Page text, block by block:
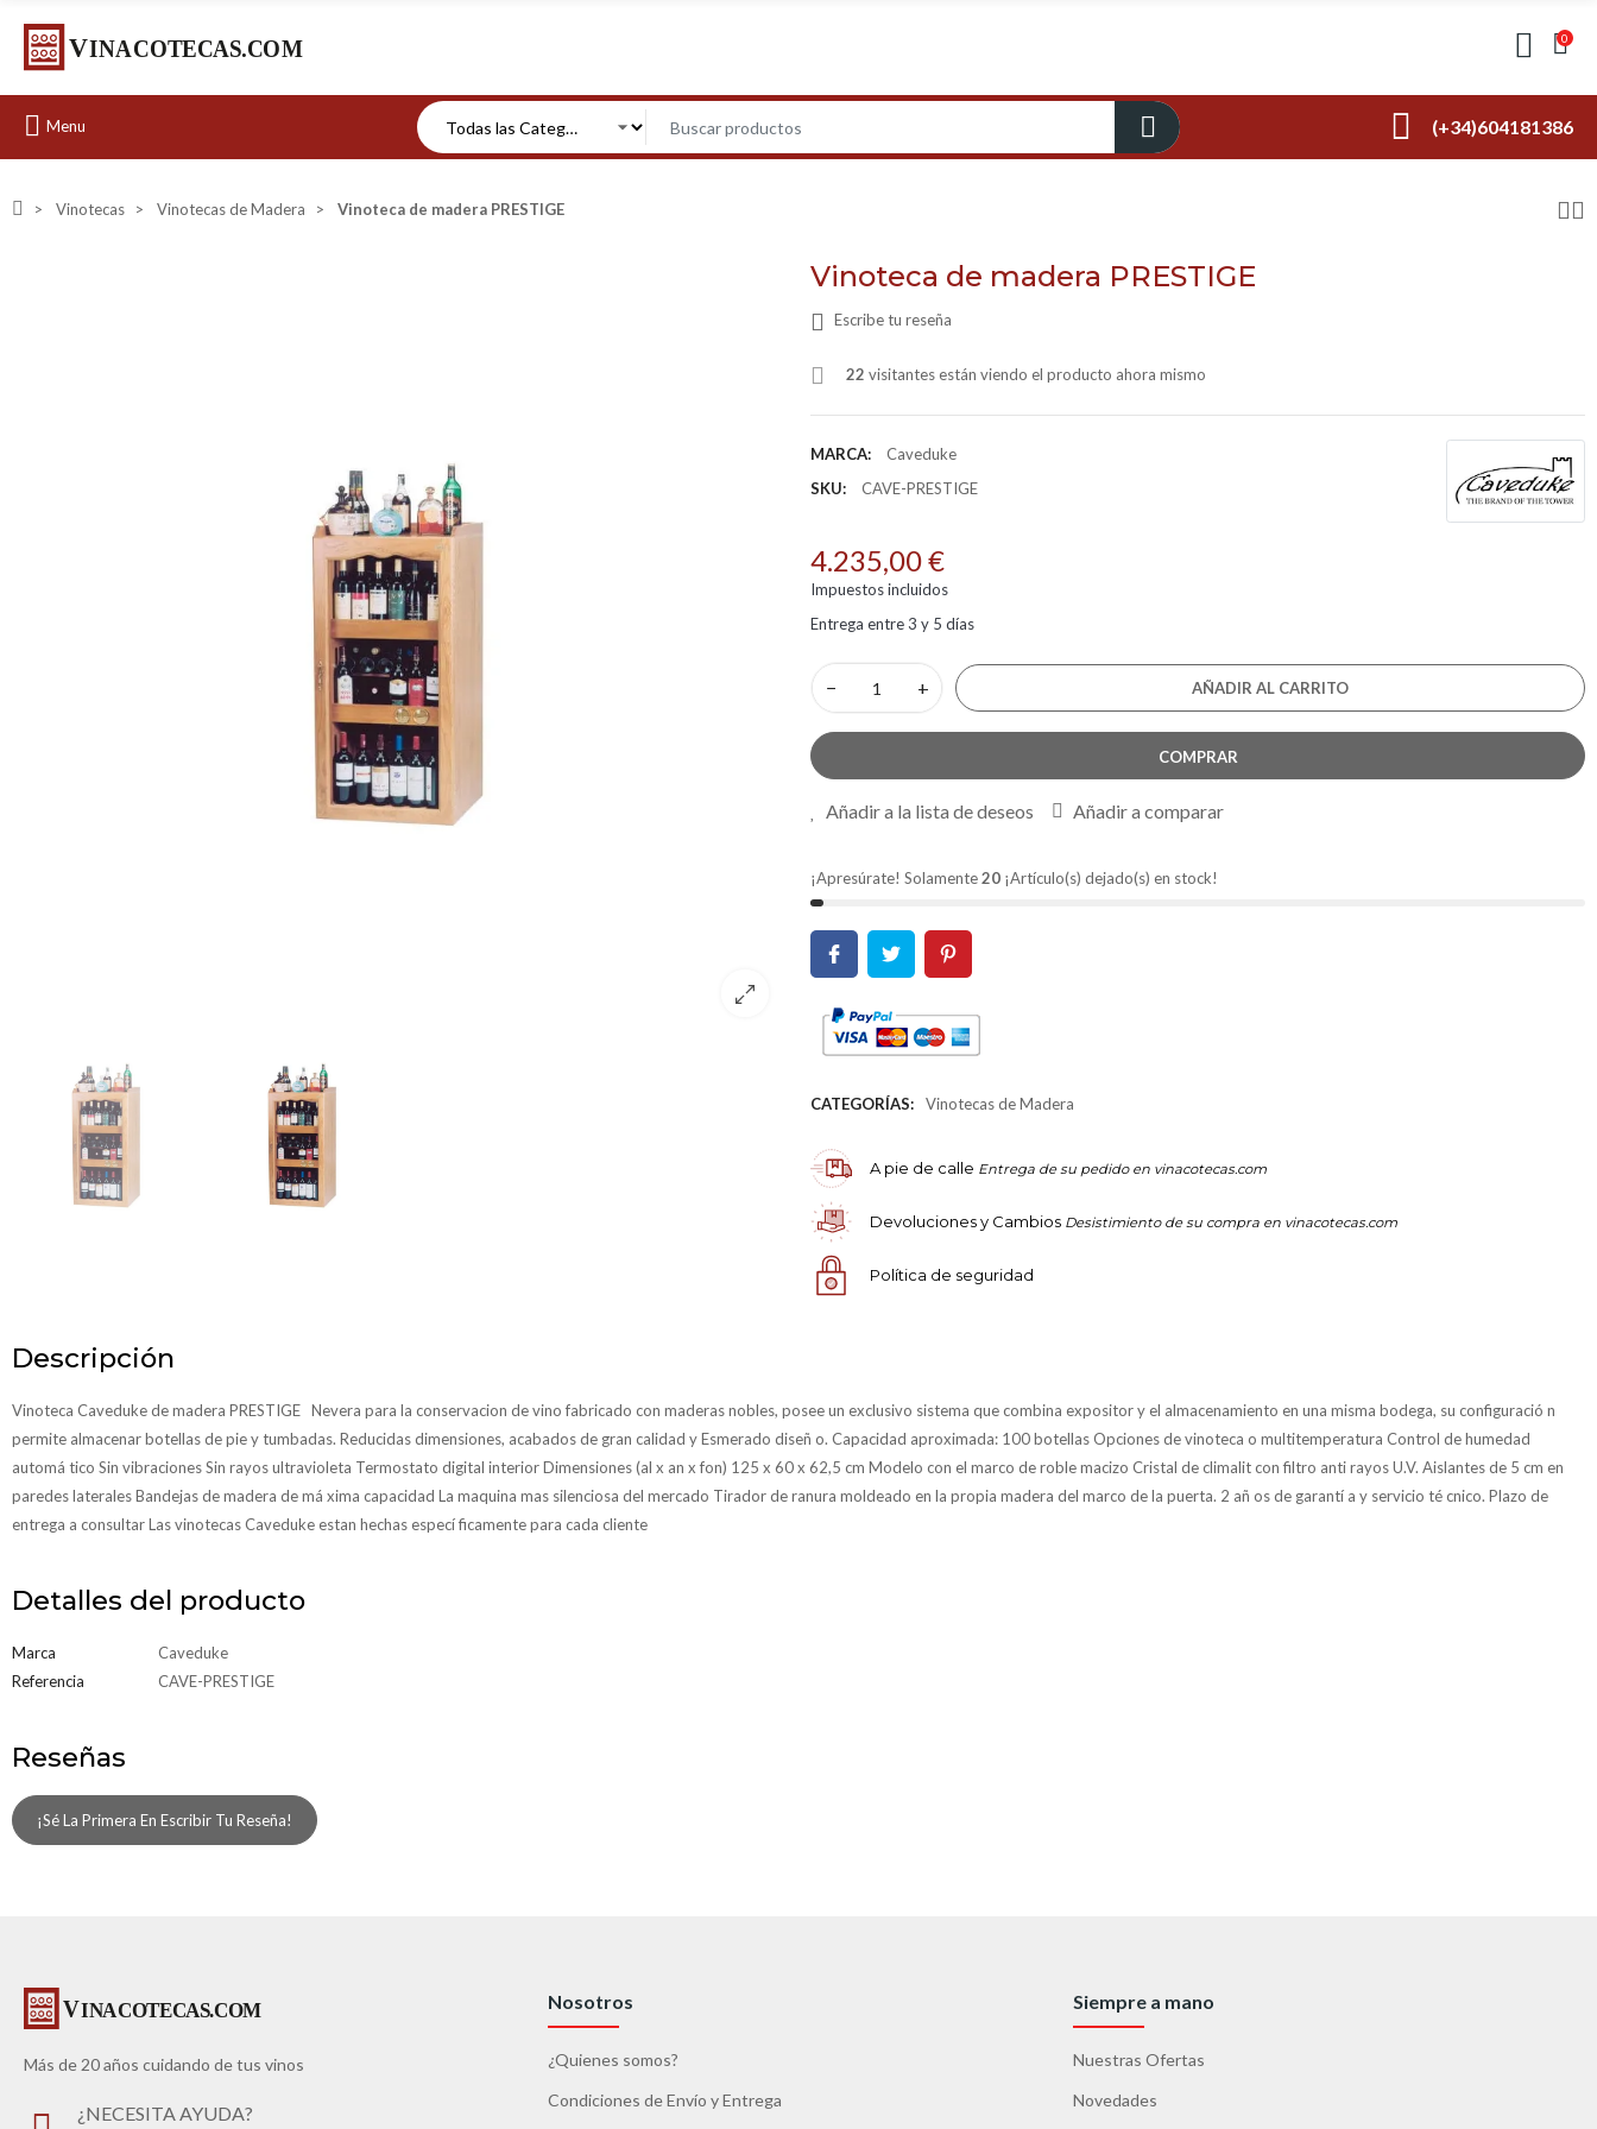
0
Menu (+34)604181386
Vinotecas Vinotecas de Madera Vinoteca de madera PRESTIGE
Vinoteca de madera PRESTIGE
Escribe tu reseña
22 visitantes están viendo el producto ahora mismo
MARCA:
Caveduke
SKU:
CAVE-PRESTIGE
4.235,00 €
Impuestos incluidos
Entrega entre 3 y 5 días
− + AÑADIR AL CARRITO
COMPRAR
Añadir a la lista de deseos Añadir a comparar
¡Apresúrate! Solamente20 ¡Artículo(s) dejado(s) en stock!
CATEGORÍAS: Vinotecas de Madera
A pie de calle Entrega de su pedido en vinacotecas.com
Devoluciones y Cambios Desistimiento de su compra en vinacotecas.com
Política de seguridad
Descripción
Vinoteca Caveduke de madera PRESTIGE Nevera para la conservacion de vino fabricado con maderas nobles, posee un exclusivo sistema que combina expositor y el almacenamiento en una misma bodega, su configuració n
permite almacenar botellas de pie y tumbadas. Reducidas dimensiones, acabados de gran calidad y Esmerado diseñ o. Capacidad aproximada: 100 botellas Opciones de vinoteca o multitemperatura Control de humedad
automá tico Sin vibraciones Sin rayos ultravioleta Termostato digital interior Dimensiones (al x an x fon) 125 x 60 x 62,5 cm Modelo con el marco de roble macizo Cristal de climalit con filtro anti rayos U.V. Aislantes de 5 cm en
paredes laterales Bandejas de madera de má xima capacidad La maquina mas silenciosa del mercado Tirador de ranura moldeado en la propia madera del marco de la puerta. 2 añ os de garantí a y servicio té cnico. Plazo de
entrega a consultar Las vinotecas Caveduke estan hechas especí ficamente para cada cliente
Detalles del producto
Marca
Caveduke
Referencia
CAVE-PRESTIGE
Reseñas
¡Sé La Primera En Escribir Tu Reseña!
Más de 20 años cuidando de tus vinos
¿NECESITA AYUDA?
Nosotros
¿Quienes somos?
Condiciones de Envío y Entrega
Siempre a mano
Nuestras Ofertas
Novedades